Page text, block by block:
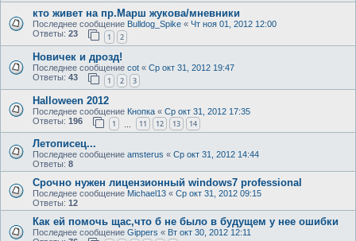
кто живет на пр.Марш жукова/мневники
Последнее сообщение Bulldog_Spike « Чт ноя 01, 2012 12:00
Ответы: 23 1 2
Новичек и дрозд!
Последнее сообщение cot « Ср окт 31, 2012 19:47
Ответы: 43 1 2 3
Halloween 2012
Последнее сообщение Кнопка « Ср окт 31, 2012 17:35
Ответы: 196 1 11 12 13 14
Летописец...
Последнее сообщение amsterus « Ср окт 31, 2012 14:44
Ответы: 8
Срочно нужен лицензионный windows7 professional
Последнее сообщение Michael13 « Ср окт 31, 2012 09:15
Ответы: 12
Как ей помочь щас,что б не было в будущем у нее ошибки
Последнее сообщение Gippers « Вт окт 30, 2012 12:11